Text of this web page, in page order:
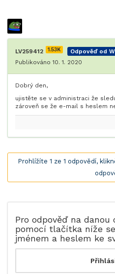
LV259412 1.53K
Odpověď od
Publikováno 10. 1. 2020
Dobrý den,
ujistěte se v administraci že
zároveň se že e-mail s heslem
Prohlížíte 1 ze 1 odpovědí,
Pro odpověď na
pomocí tlačítka níže
jménem a heslem ke